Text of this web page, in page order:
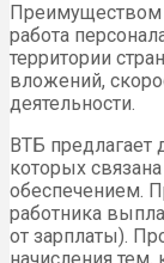
Преимуществом
работа
территории
вложений,
деятельности.
ВТБ
которых
обеспечением.
работника
от зарплаты).